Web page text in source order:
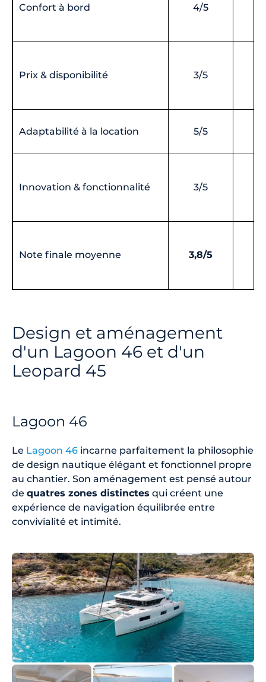
Confort à bord 4/5
Prix & disponibilité 3/5
Adaptabilité à la location 5/5
Innovation & fonctionnalité 3/5
Note finale moyenne 3,8/5
Design et aménagement
d'un Lagoon 46 et d'un
Leopard 45
Lagoon 46
Le Lagoon 46 incarne parfaitement la philosophie
de design nautique élégant et fonctionnel propre
au chantier. Son aménagement est pensé autour
de quatres zones distinctes qui créent une
expérience de navigation équilibrée entre
convivialité et intimité.